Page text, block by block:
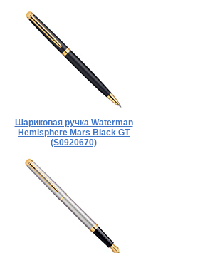
Шариковая ручка Waterman
Hemisphere Mars Black GT
(S0920670)